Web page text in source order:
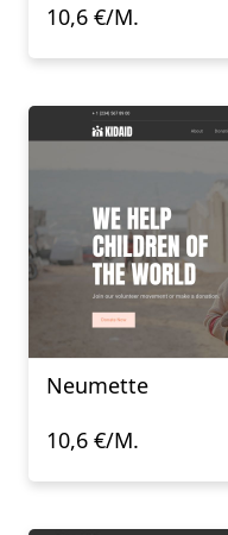
10,6 €/M.
Neumette
10,6 €/M.